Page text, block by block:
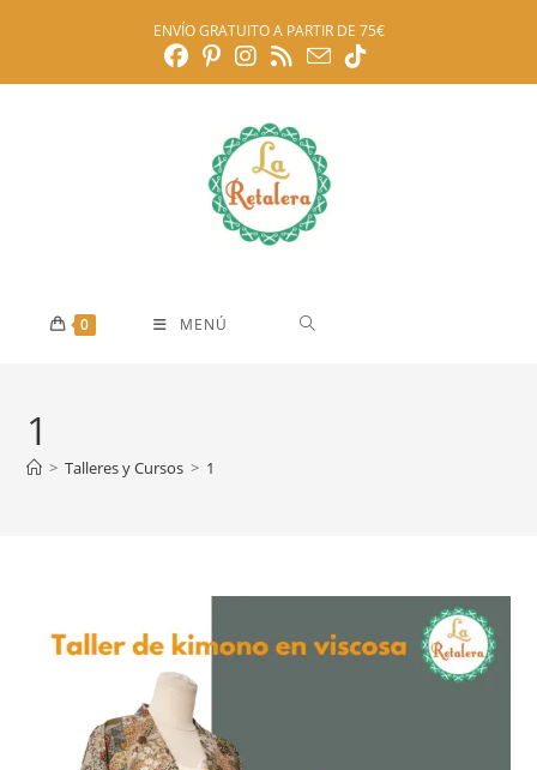
ENVÍO GRATUITO A PARTIR DE 75€
0 MENÚ
1
> Talleres y Cursos > 1